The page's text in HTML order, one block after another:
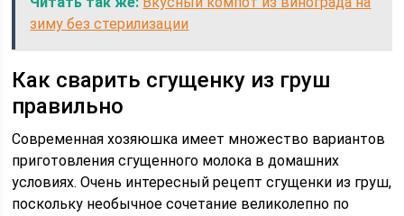
зиму без стерилизации
Как сварить сгущенку из груш
правильно
Современная хозяюшка имеет множество вариантов
приготовления сгущенного молока в домашних
условиях. Очень интересный рецепт сгущенки из груш,
поскольку необычное сочетание великолепно по